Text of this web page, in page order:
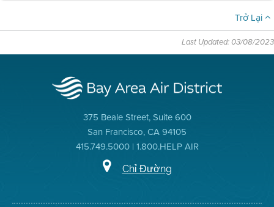
Trở Lại
Last Updated: 03/08/2023
375 Beale Street, Suite 600
San Francisco, CA 94105
415.749.5000 | 1.800.HELP AIR
Chỉ Đường